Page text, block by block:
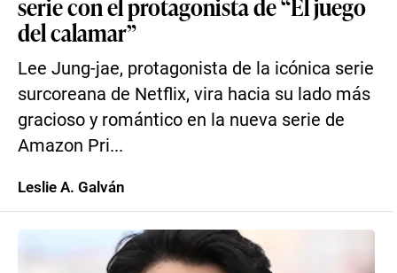
del calamar”
Lee Jung-jae, protagonista de la icónica serie
surcoreana de Netflix, vira hacia su lado más
gracioso y romántico en la nueva serie de
Amazon Pri...
Leslie A. Galván